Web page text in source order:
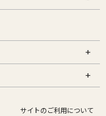
サイトのご利用について